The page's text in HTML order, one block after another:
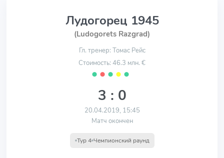
Лудогорец 1945
(Ludogorets Razgrad)
Гл. тренер: Томас Рейс
Стоимость: 46.3 млн. €
⬤ ⬤ ⬤ ⬤ ⬤
3 : 0
20.04.2019, 15:45
Матч окончен
Тур 4 Чемпионский раунд